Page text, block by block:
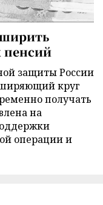
пенсий
защиты России
круг
получать
на
операции и